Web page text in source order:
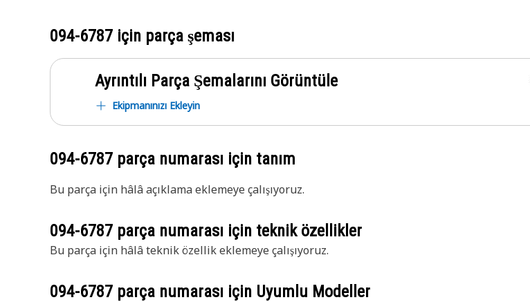
094-6787 için parça şeması
Ayrıntılı Parça Şemalarını Görüntüle
Ekipmanınızı Ekleyin
094-6787 parça numarası için tanım
Bu parça için hâlâ açıklama eklemeye çalışıyoruz.
094-6787 parça numarası için teknik özellikler
Bu parça için hâlâ teknik özellik eklemeye çalışıyoruz.
094-6787 parça numarası için Uyumlu Modeller